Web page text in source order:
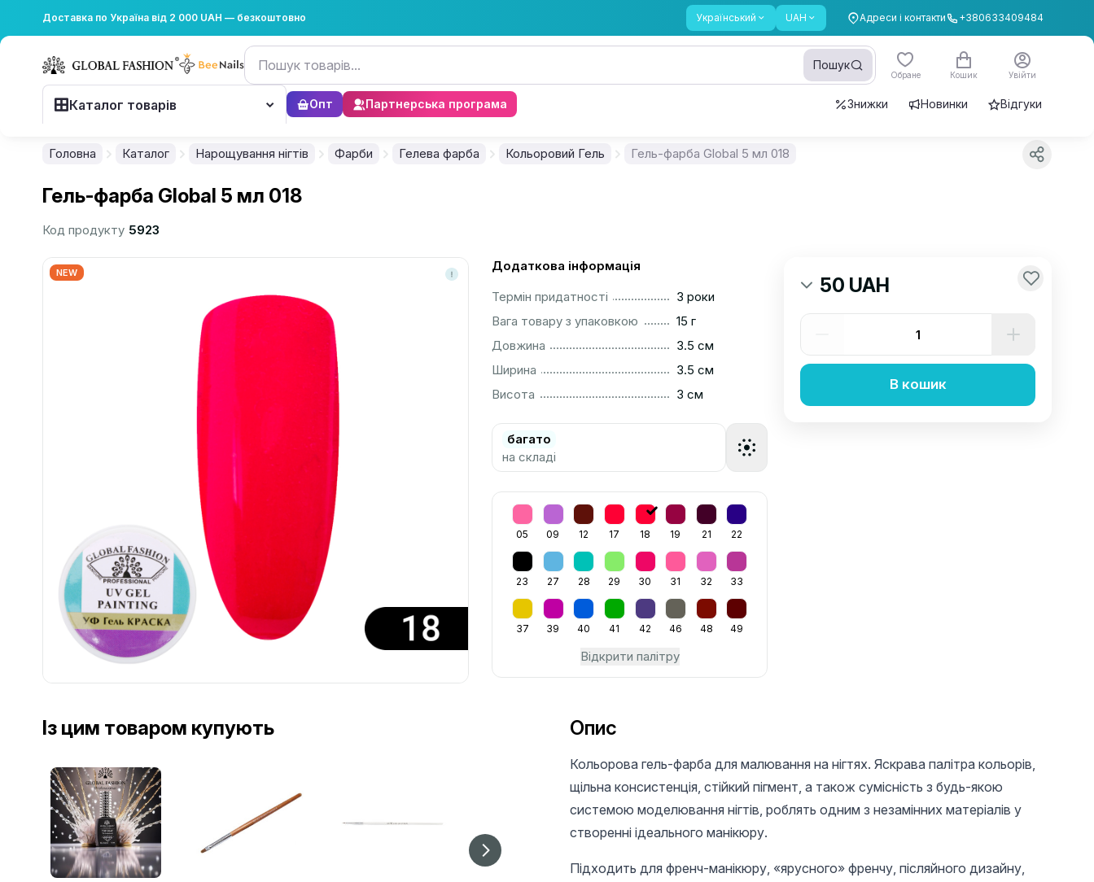
Доставка по Україна від 2 000 UAH — безкоштовно Український UAH Адреси і контакти +380633409484
Пошук
Обране Кошик Увійти
Каталог товарів Опт Партнерська програма Знижки Новинки Відгуки
Головна Каталог Нарощування нігтів Фарби Гелева фарба Кольоровий Гель Гель-фарба Global 5 мл 018
Гель-фарба Global 5 мл 018
Код продукту 5923
NEW
Додаткова інформація
Термін придатності
3 роки
Вага товару з упаковкою
15 г
Довжина
3.5 см
Ширина
3.5 см
Висота
3 см
багато
на складі
05 09 12 17 18 19 21 22
23 27 28 29 30 31 32 33
37 39 40 41 42 46 48 49
Відкрити палітру
50 UAH
В кошик
Із цим товаром купують Опис
Кольорова гель-фарба для малювання на нігтях. Яскрава палітра кольорів,
щільна консистенція, стійкий пігмент, а також сумісність з будь-якою
системою моделювання нігтів, роблять одним з незамінних матеріалів у
створенні ідеального манікюру.
Підходить для френч-манікюру, «ярусного» френчу, післяйного дизайну,